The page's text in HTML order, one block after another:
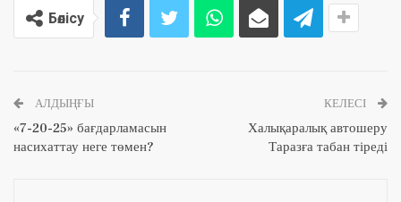
Бөлісу
АЛДЫҢҒЫ
«7-20-25» бағдарламасын
насихаттау неге төмен?
КЕЛЕСІ
Халықаралық автошеру
Таразға табан тіреді